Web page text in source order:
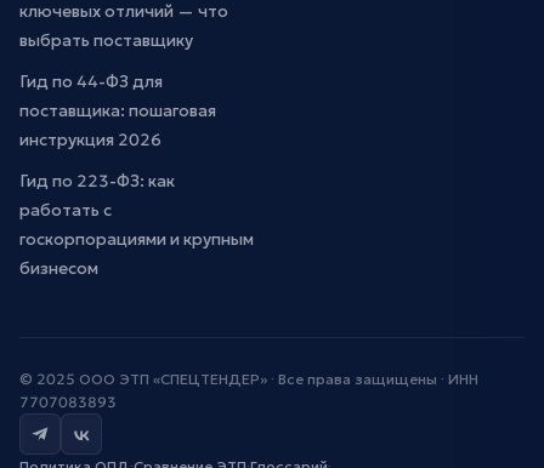
ключевых отличий — что
выбрать поставщику
Гид по 44-ФЗ для
поставщика: пошаговая
инструкция 2026
Гид по 223-ФЗ: как
работать с
госкорпорациями и крупным
бизнесом
© 2025 ООО ЭТП «СПЕЦТЕНДЕР» · Все права защищены · ИНН
7707083893